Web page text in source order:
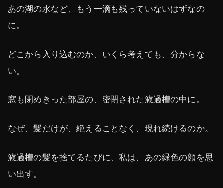
あの湖の水など、もう一滴も残っていないはずなの
に。
どこから入り込むのか、いくら考えても、分からな
い。
窓も閉めきった部屋の、密閉された濾過槽の中に。
なぜ、髪だけが、絶えることなく、現れ続けるのか。
濾過槽の髪を捨てるたびに、私は、あの緑色の顔を思
い出す。